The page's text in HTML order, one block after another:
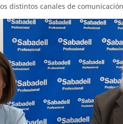
distintos canales de